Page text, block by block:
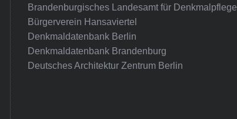
Brandenburgisches Landesamt für Denkmalpflege
Bürgerverein Hansaviertel
Denkmaldatenbank Berlin
Denkmaldatenbank Brandenburg
Deutsches Architektur Zentrum Berlin